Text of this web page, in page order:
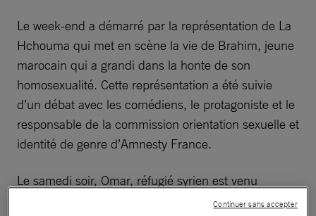
Le week-end a démarré par la représentation de La
Hchouma qui met en scène la vie de Brahim, jeune
marocain qui a grandi dans la honte de son
homosexualité. Cette représentation a été suivie
d’un débat avec les comédiens, le protagoniste et le
responsable de la commission orientation sexuelle et
identité de genre d’Amnesty France.
Le samedi soir, Omar, réfugié syrien est venu
présenter son court-métrage autobiographique et
Continuer sans accepter